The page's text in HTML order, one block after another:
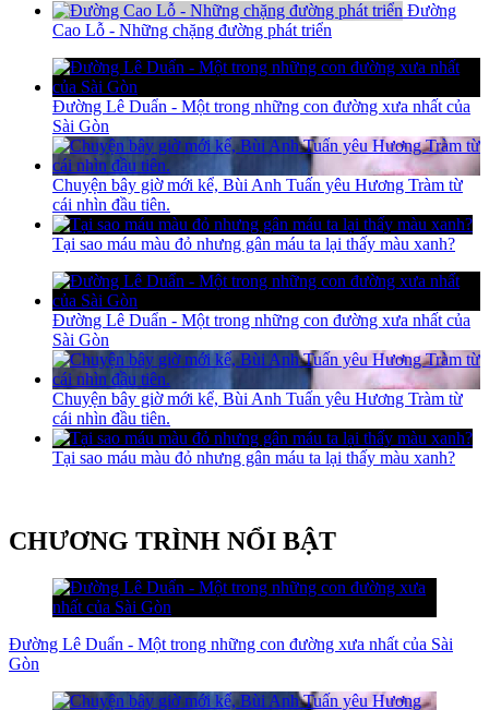
Đường
Cao Lỗ - Những chặng đường phát triển
Đường Lê Duẩn - Một trong những con đường xưa nhất của
Sài Gòn
Chuyện bây giờ mới kể, Bùi Anh Tuấn yêu Hương Tràm từ
cái nhìn đầu tiên.
Tại sao máu màu đỏ nhưng gân máu ta lại thấy màu xanh?
Đường Lê Duẩn - Một trong những con đường xưa nhất của
Sài Gòn
Chuyện bây giờ mới kể, Bùi Anh Tuấn yêu Hương Tràm từ
cái nhìn đầu tiên.
Tại sao máu màu đỏ nhưng gân máu ta lại thấy màu xanh?
CHƯƠNG TRÌNH NỔI BẬT
Đường Lê Duẩn - Một trong những con đường xưa nhất của Sài
Gòn